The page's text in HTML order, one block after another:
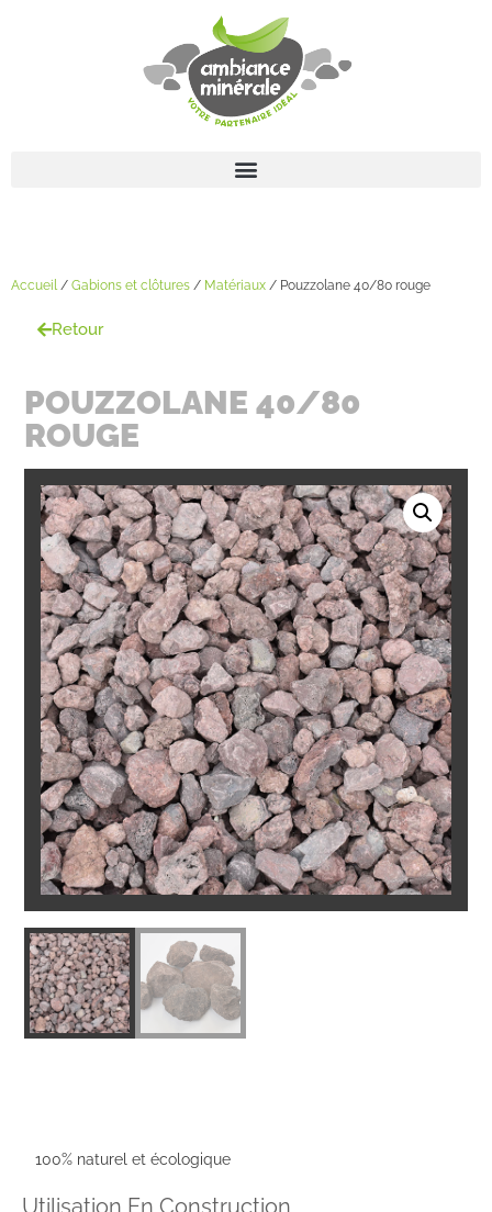
Accueil / Gabions et clôtures / Matériaux / Pouzzolane 40/80 rouge
Retour
POUZZOLANE 40/80
ROUGE
100% naturel et écologique